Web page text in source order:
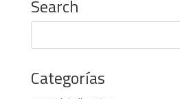
Search
Categorías